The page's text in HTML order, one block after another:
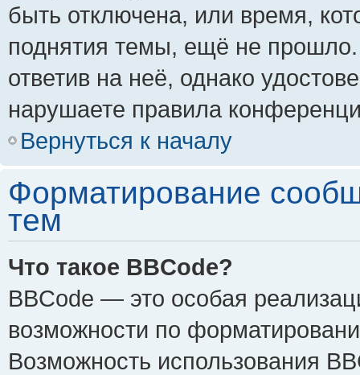
быть отключена, или время,
поднятия темы, ещё не
ответив на неё, однако
нарушаете правила
Вернуться к началу
Форматирование
тем
Что такое BBCode?
BBCode — это особая
возможности по
Возможность использования